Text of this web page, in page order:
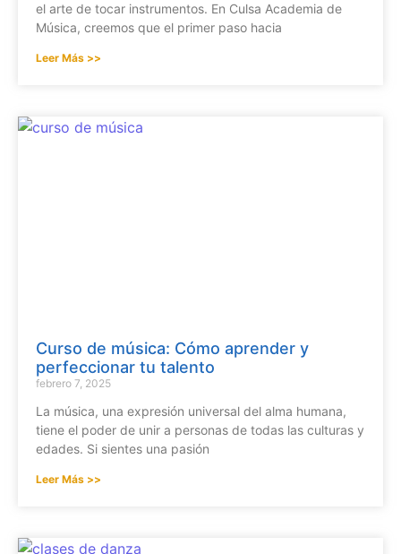
el arte de tocar instrumentos. En Culsa Academia de
Música, creemos que el primer paso hacia
Leer Más >>
Curso de música: Cómo aprender y
perfeccionar tu talento
febrero 7, 2025
La música, una expresión universal del alma humana,
tiene el poder de unir a personas de todas las culturas y
edades. Si sientes una pasión
Leer Más >>